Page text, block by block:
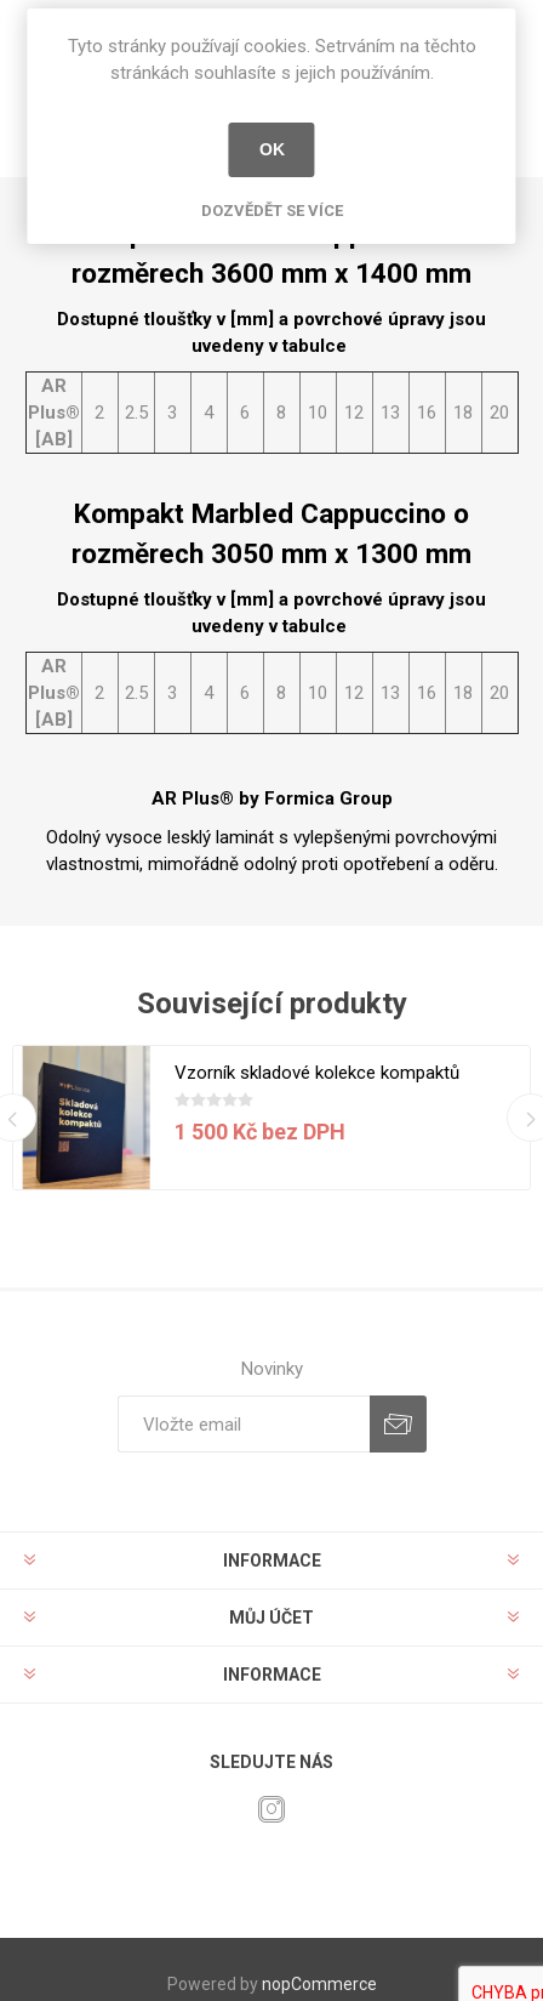
RECENZE
NAPIŠTE NÁM
rozměrech 3600 mm x 1400 mm
Dostupné tloušťky v [mm] a povrchové úpravy jsou
uvedeny v tabulce
AR
Plus®
[AB]
2 2.5 3 4 6 8 10 12 13 16 18 20
Kompakt Marbled Cappuccino o
rozměrech 3050 mm x 1300 mm
Dostupné tloušťky v [mm] a povrchové úpravy jsou
uvedeny v tabulce
AR
Plus®
[AB]
2 2.5 3 4 6 8 10 12 13 16 18 20
AR Plus® by Formica Group
Odolný vysoce lesklý laminát s vylepšenými povrchovými
vlastnostmi, mimořádně odolný proti opotřebení a oděru.
Související produkty
Vzorník skladové kolekce kompaktů
1 500 Kč bez DPH
Novinky
INFORMACE
MŮJ ÚČET
INFORMACE
SLEDUJTE NÁS
Powered bynopCommerce
Tyto stránky používají cookies. Setrváním na těchto
stránkách souhlasíte s jejich používáním.
OK
DOZVĚDĚT SE VÍCE